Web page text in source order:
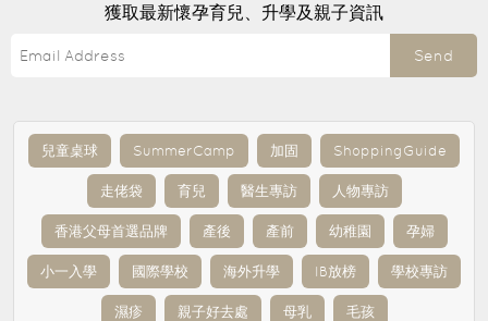
獲取最新懷孕育兒、升學及親子資訊
Send
兒童桌球 SummerCamp 加固 ShoppingGuide
走佬袋 育兒 醫生專訪 人物專訪
香港父母首選品牌 產後 產前 幼稚園 孕婦
小一入學 國際學校 海外升學 IB放榜 學校專訪
濕疹 親子好去處 母乳 毛孩